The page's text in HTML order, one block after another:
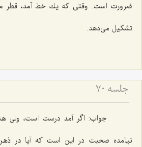
ضرورت است. وقتى كه یك خط آمد، قطر
تشكیل مى‌دهد.
جلسه ۷۰
جواب:اگر آمد درست است، ولى
نیامده صحبت در این است كه آیا در